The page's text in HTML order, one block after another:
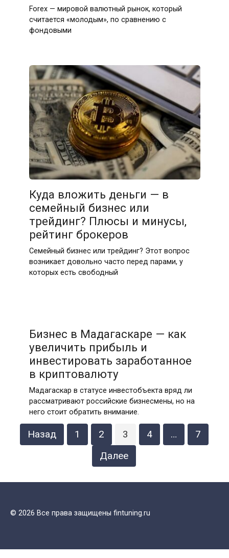
Forex — мировой валютный рынок, который
считается «молодым», по сравнению с
фондовыми
Куда вложить деньги — в
семейный бизнес или
трейдинг? Плюсы и минусы,
рейтинг брокеров
Семейный бизнес или трейдинг? Этот вопрос
возникает довольно часто перед парами, у
которых есть свободный
Бизнес в Мадагаскаре — как
увеличить прибыль и
инвестировать заработанное
в криптовалюту
Мадагаскар в статусе инвестобъекта вряд ли
рассматривают российские бизнесмены, но на
него стоит обратить внимание.
Пагинация
записей
Назад 1 2 3 4 …
7
Далее
© 2026 Все права защищены fintuning.ru